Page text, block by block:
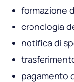
formazione
cronologia
notifica di
pagamento